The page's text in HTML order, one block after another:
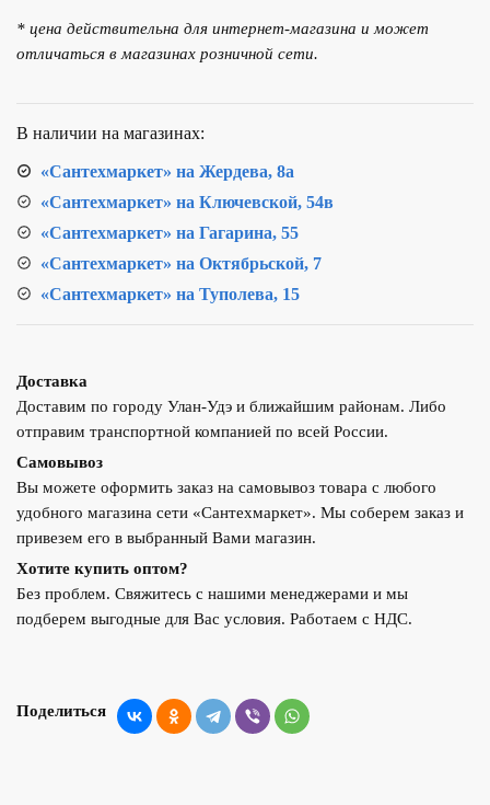
кухни
ТЕПЛОХОД
* цена действительна для интернет-магазина и может
отличаться в магазинах розничной сети.
В наличии на магазинах:
«Сантехмаркет» на Жердева, 8а
«Сантехмаркет» на Ключевской, 54в
«Сантехмаркет» на Гагарина, 55
«Сантехмаркет» на Октябрьской, 7
«Сантехмаркет» на Туполева, 15
Доставка
Доставим по городу Улан-Удэ и ближайшим районам. Либо
отправим транспортной компанией по всей России.
Самовывоз
Вы можете оформить заказ на самовывоз товара с любого
удобного магазина сети «Сантехмаркет». Мы соберем заказ и
привезем его в выбранный Вами магазин.
Хотите купить оптом?
Без проблем. Свяжитесь с нашими менеджерами и мы
подберем выгодные для Вас условия. Работаем с НДС.
Поделиться